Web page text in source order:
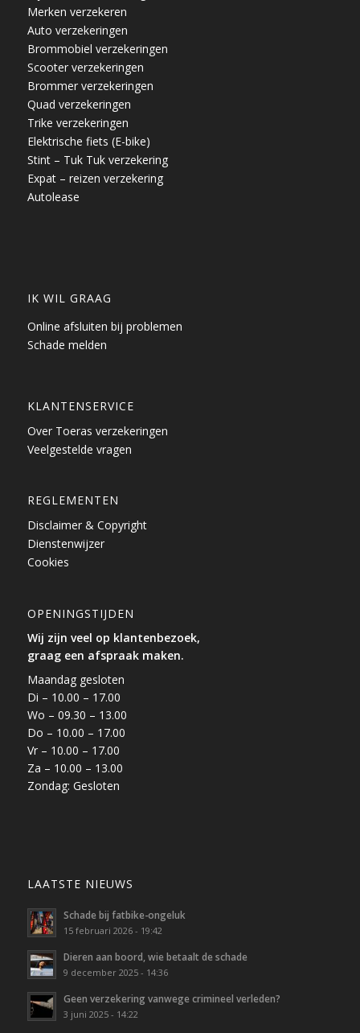
Merken verzekeren
Auto verzekeringen
Brommobiel verzekeringen
Scooter verzekeringen
Brommer verzekeringen
Quad verzekeringen
Trike verzekeringen
Elektrische fiets (E-bike)
Stint – Tuk Tuk verzekering
Expat – reizen verzekering
Autolease
IK WIL GRAAG
Online afsluiten bij problemen
Schade melden
KLANTENSERVICE
Over Toeras verzekeringen
Veelgestelde vragen
REGLEMENTEN
Disclaimer & Copyright
Dienstenwijzer
Cookies
OPENINGSTIJDEN
Wij zijn veel op klantenbezoek,
graag een afspraak maken.
Maandag gesloten
Di – 10.00 – 17.00
Wo – 09.30 – 13.00
Do – 10.00 – 17.00
Vr – 10.00 – 17.00
Za – 10.00 – 13.00
Zondag: Gesloten
LAATSTE NIEUWS
Schade bij fatbike-ongeluk
15 februari 2026 - 19:42
Dieren aan boord, wie betaalt de schade
9 december 2025 - 14:36
Geen verzekering vanwege crimineel verleden?
3 juni 2025 - 14:22